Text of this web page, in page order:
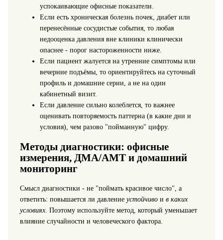
успокаивающие офисные показатели.
Если есть хроническая болезнь почек, диабет или
перенесённые сосудистые события, то любая
недооценка давления вне клиники клинически
опаснее - порог настороженности ниже.
Если пациент жалуется на утренние симптомы или
вечерние подъёмы, то ориентируйтесь на суточный
профиль и домашние серии, а не на один
кабинетный визит.
Если давление сильно колеблется, то важнее
оценивать повторяемость паттерна (в какие дни и
условия), чем разово "пойманную" цифру.
Методы диагностики: офисные
измерения, ДМА/АМТ и домашний
мониторинг
Смысл диагностики - не "поймать красивое число", а
ответить: повышается ли давление устойчивои в каких
условиях. Поэтому используйте метод, который уменьшает
влияние случайности и человеческого фактора.